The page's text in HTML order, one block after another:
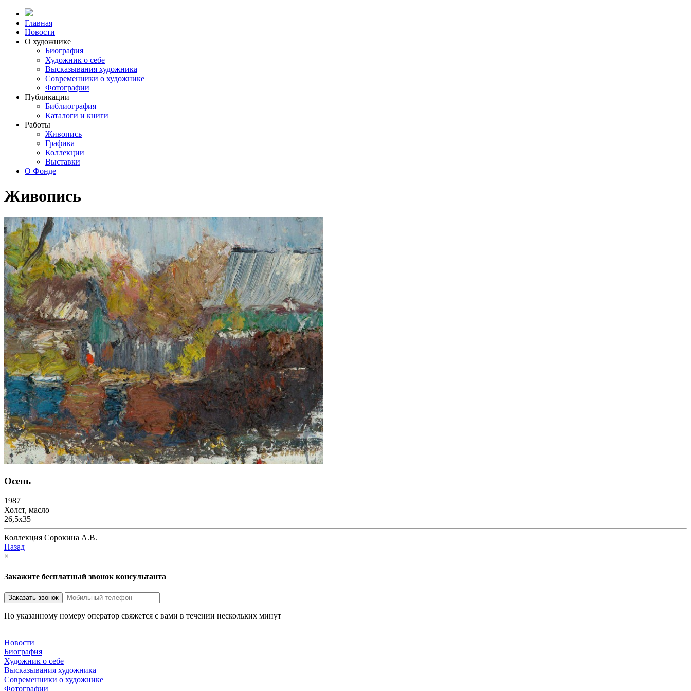
Главная
Новости
О художнике
Биография
Художник о себе
Выcказывания художника
Современники о художнике
Фотографии
Публикации
Библиография
Каталоги и книги
Работы
Живопись
Графика
Коллекции
Выставки
О Фонде
Живопись
Осень
1987
Холст, масло
26,5x35
Коллекция Сорокина А.В.
Назад
×
Закажите бесплатный звонок консультанта
По указанному номеру оператор свяжется с вами в течении нескольких минут
Новости
Биография
Художник о себе
Выcказывания художника
Современники о художнике
Фотографии